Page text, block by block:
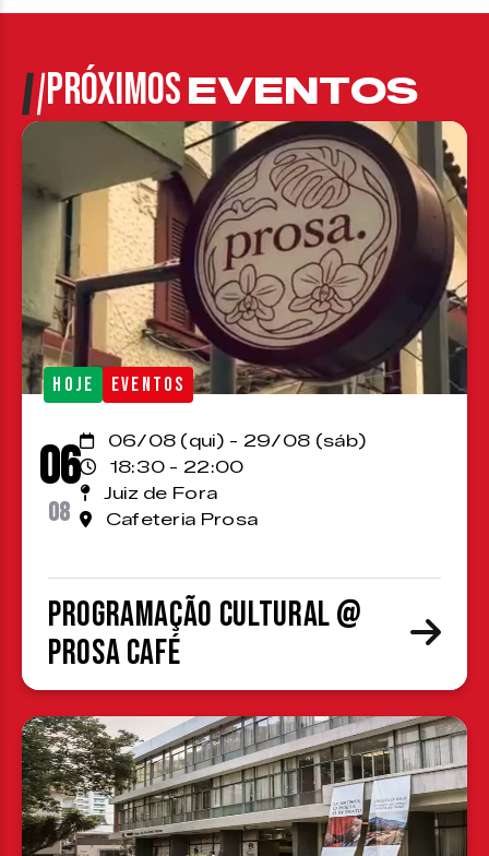
PRÓXIMOSEVENTOS
HOJE EVENTOS
06
08
06/08 (qui) - 29/08 (sáb)
18:30 - 22:00
Juiz de Fora
Cafeteria Prosa
Programação cultural @
Prosa Café